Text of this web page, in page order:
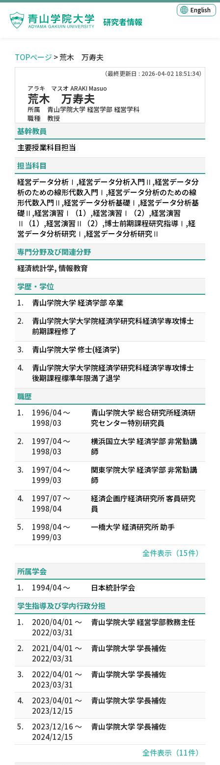
研究者情報
English
TOPページ > 荒木 万寿夫
（最終更新日 : 2026-04-02 18:51:34）
アラキ マスオ ARAKI Masuo
荒木 万寿夫
所属
青山学院大学 経営学部 経営学科
職種
教授
基幹教員
主要授業科目担当
担当科目
経営データ分析Ⅰ,経営データ分析入門Ⅱ,経営データ分
析のための線形代数入門Ⅰ,経営データ分析のための線
形代数入門Ⅱ,経営データ分析基礎Ⅰ,経営データ分析基
礎Ⅱ,経営演習Ⅰ（1）,経営演習Ⅰ（2）,経営演習
Ⅱ（1）,経営演習Ⅱ（2）,博士前期課程研究指導Ⅰ,経
営データ分析研究Ⅰ,経営データ分析研究Ⅱ
専門分野及び関連分野
経済統計学, 情報教育
学歴・学位
1.
青山学院大学 経済学部 卒業
2.
青山学院大学大学院経済学研究科経済学専攻博士
前期課程修了
3.
青山学院大学 修士(経済学)
4.
青山学院大学大学院経済学研究科経済学専攻博士
後期課程標準年限満了退学
職歴
1.
1996/04 ～
1998/03
青山学院大学 総合研究所経済研
究センター特別研究員
2.
1997/04 ～
1998/03
横浜国立大学 経済学部 非常勤講
師
3.
1997/04 ～
1999/03
関東学院大学 経済学部 非常勤講
師
4.
1997/07 ～
1998/04
経済企画庁経済研究所 客員研究
員
5.
1998/04 ～
1999/03
一橋大学 経済研究所 助手
全件表示（15件）
所属学会
1.
1994/04 ～
日本統計学会
学生指導及び学内行政分担
1.
2020/04/01 ～
2022/03/31
青山学院大学 経営学部教務主任
2.
2021/04/01 ～
2022/03/31
青山学院大学 学長補佐
3.
2022/04/01 ～
2023/03/31
青山学院大学 学長補佐
4.
2023/04/01 ～
2023/12/15
青山学院大学 学長補佐
5.
2023/12/16 ～
2024/12/15
青山学院大学 学長補佐
全件表示（11件）